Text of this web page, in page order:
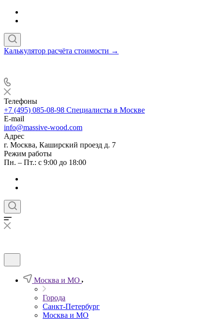
Калькулятор расчёта стоимости →
Телефоны
+7 (495) 085-08-98 Специалисты в Москве
E-mail
info@massive-wood.com
Адрес
г. Москва, Каширский проезд д. 7
Режим работы
Пн. – Пт.: с 9:00 до 18:00
Москва и МО
Города
Санкт-Петербург
Москва и МО